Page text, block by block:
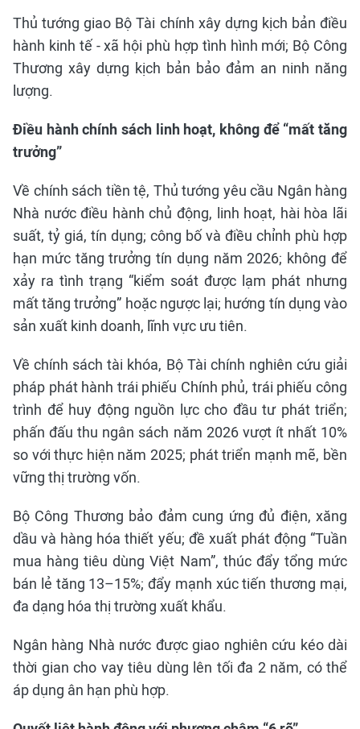
Thủ tướng giao Bộ Tài chính xây dựng kịch bản điều
hành kinh tế - xã hội phù hợp tình hình mới; Bộ Công
Thương xây dựng kịch bản bảo đảm an ninh năng
lượng.
Điều hành chính sách linh hoạt, không để “mất tăng
trưởng”
Về chính sách tiền tệ, Thủ tướng yêu cầu Ngân hàng
Nhà nước điều hành chủ động, linh hoạt, hài hòa lãi
suất, tỷ giá, tín dụng; công bố và điều chỉnh phù hợp
hạn mức tăng trưởng tín dụng năm 2026; không để
xảy ra tình trạng “kiểm soát được lạm phát nhưng
mất tăng trưởng” hoặc ngược lại; hướng tín dụng vào
sản xuất kinh doanh, lĩnh vực ưu tiên.
Về chính sách tài khóa, Bộ Tài chính nghiên cứu giải
pháp phát hành trái phiếu Chính phủ, trái phiếu công
trình để huy động nguồn lực cho đầu tư phát triển;
phấn đấu thu ngân sách năm 2026 vượt ít nhất 10%
so với thực hiện năm 2025; phát triển mạnh mẽ, bền
vững thị trường vốn.
Bộ Công Thương bảo đảm cung ứng đủ điện, xăng
dầu và hàng hóa thiết yếu; đề xuất phát động “Tuần
mua hàng tiêu dùng Việt Nam”, thúc đẩy tổng mức
bán lẻ tăng 13–15%; đẩy mạnh xúc tiến thương mại,
đa dạng hóa thị trường xuất khẩu.
Ngân hàng Nhà nước được giao nghiên cứu kéo dài
thời gian cho vay tiêu dùng lên tối đa 2 năm, có thể
áp dụng ân hạn phù hợp.